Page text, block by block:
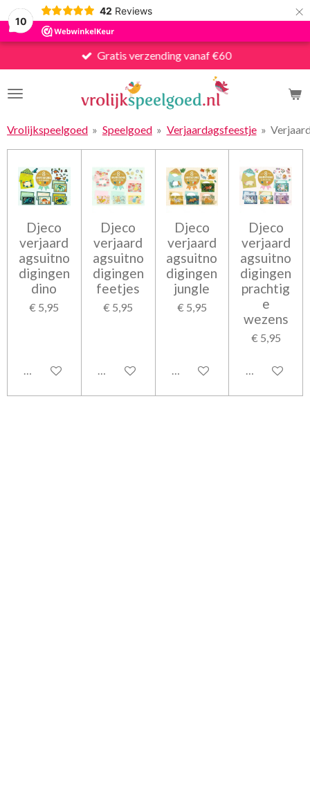
10
42 Reviews ×
Gratis verzending vanaf €60
Vrolijkspeelgoed » Speelgoed » Verjaardagsfeestje »
Djeco
verjaard
agsuitno
digingen
dino
€ 5,95
In winkelwagen
Djeco
verjaard
agsuitno
digingen
feetjes
€ 5,95
In winkelwagen
Djeco
verjaard
agsuitno
digingen
jungle
€ 5,95
In winkelwagen
Djeco
verjaard
agsuitno
digingen
prachtig
e
wezens
€ 5,95
In